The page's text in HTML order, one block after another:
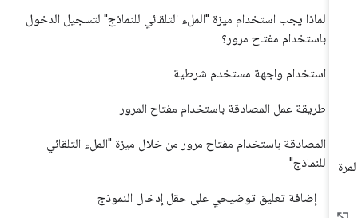
لماذا يجب استخدام ميزة "الملء التلقائي للنماذج" لتسجيل الدخول
باستخدام مفتاح مرور؟
استخدام واجهة مستخدم شرطية
طريقة عمل المصادقة باستخدام مفتاح المرور
المصادقة باستخدام مفتاح مرور من خلال ميزة "الملء التلقائي
للنماذج"
إضافة تعليق توضيحي على حقل إدخال النموذج